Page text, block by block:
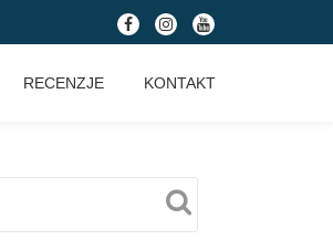
fa-
fa-
fa-
RECENZJE KONTAKT